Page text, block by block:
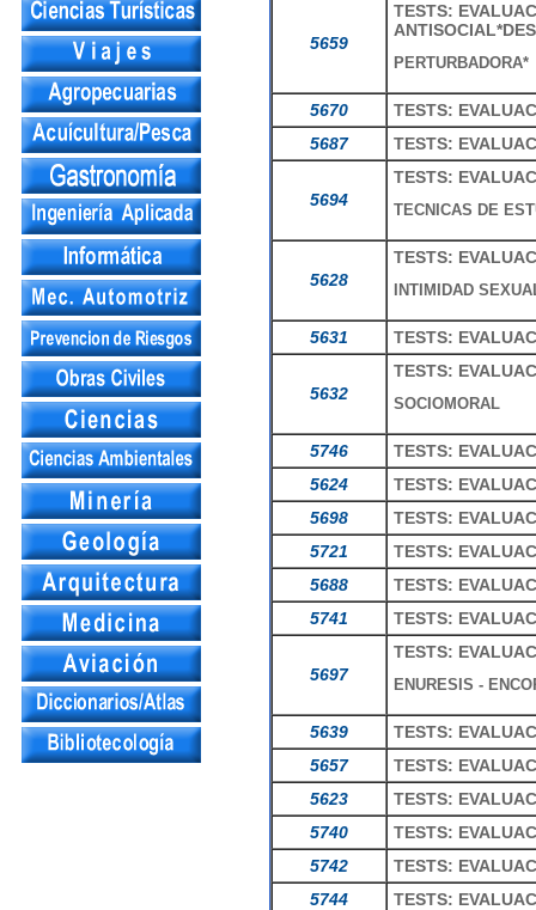
5659
TESTS:
PERTURBADORA*
5670
TESTS:
5687
TESTS:
5694
TESTS:
TECNICAS DE
5628
TESTS:
INTIMIDAD
5631 TESTS:
5632
TESTS:
SOCIOMORAL
5746
TESTS:
5624
TESTS:
5698
TESTS:
5721
TESTS:
5688
TESTS:
5741
TESTS:
5697
TESTS:
ENURESIS -
5639
TESTS:
5657
TESTS:
5623
TESTS:
5740
TESTS:
5742
TESTS:
5744
TESTS: